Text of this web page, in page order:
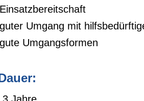
Einsatzbereitschaft
guter Umgang mit
gute Umgangsformen